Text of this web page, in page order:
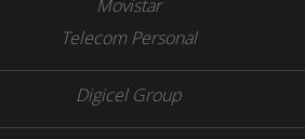
Movistar
Telecom Personal
Digicel Group